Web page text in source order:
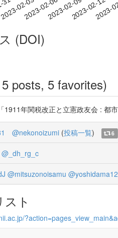
02-03
2023-02-062023-02-092023-02-12
2023-
(DOI)
posts, 5 favorites)
年関税改正と立憲政友会 : 都
@nekonoizumi (投稿一覧) 6
@_dh_rg_c
@mitsuzonoisamu @yoshidama12
ト